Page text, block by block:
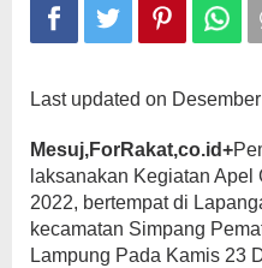
Last updated on
Mesuj,ForRakat,co.id+
laksanakan Kegiatan
2022, bertempat di
kecamatan Simpang
Lampung Pada Kamis 23